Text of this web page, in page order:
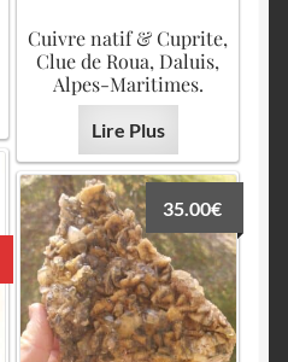
Cuivre natif & Cuprite,
Clue de Roua, Daluis,
Alpes-Maritimes.
Lire Plus
35.00€